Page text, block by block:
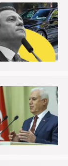
da ön
tutmaktadır.